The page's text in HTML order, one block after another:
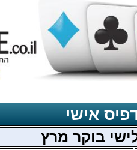
אישי
בוקר מרץ